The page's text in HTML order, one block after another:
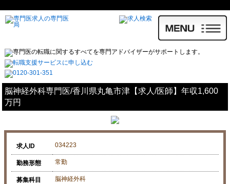
脳神経外科専門医/香川県丸亀市津【求人/医師】年収1,600
万円
求人ID 034223
勤務形態 常勤
募集科目 脳神経外科